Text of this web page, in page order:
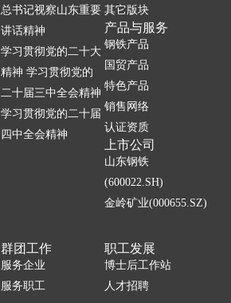
总书记视察山东重要
讲话精神
学习贯彻党的二十大
精神 学习贯彻党的
二十届三中全会精神
学习贯彻党的二十届
四中全会精神
其它版块
产品与服务
钢铁产品
国贸产品
特色产品
销售网络
认证资质
上市公司
山东钢铁
(600022.SH)
金岭矿业(000655.SZ)
群团工作
服务企业
服务职工
职工发展
博士后工作站
人才招聘